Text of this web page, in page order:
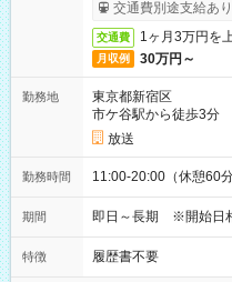
交通費別途支給あり
交通費 1ヶ月3万円を
月収例 30万円～
勤務地
東京都新宿区
市ケ谷駅から徒歩3分
放送
勤務時間 11:00-20:00（休憩60
期間 即日～長期 ※開始日
特徴 履歴書不要